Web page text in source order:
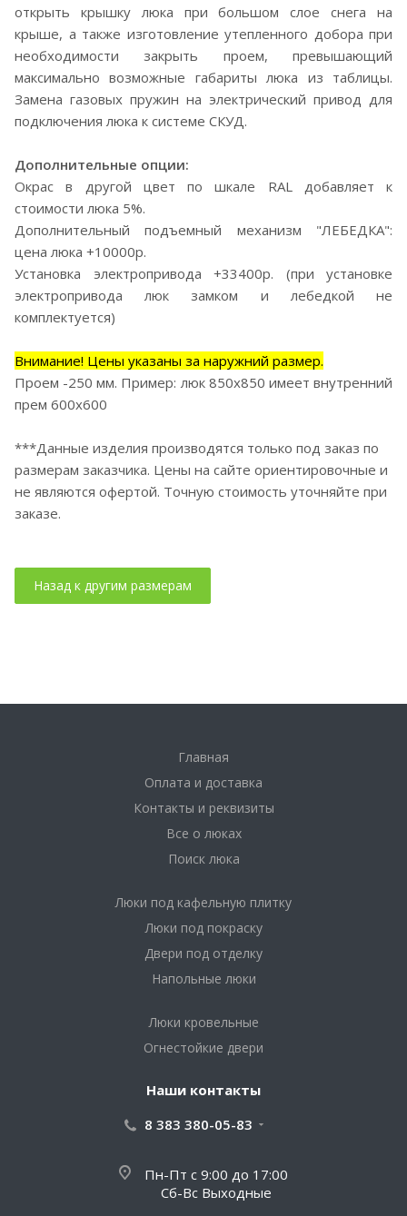
открыть крышку люка при большом слое снега на
крыше, а также изготовление утепленного добора при
необходимости закрыть проем, превышающий
максимально возможные габариты люка из таблицы.
Замена газовых пружин на электрический привод для
подключения люка к системе СКУД.
Дополнительные опции:
Окрас в другой цвет по шкале RAL добавляет к
стоимости люка 5%.
Дополнительный подъемный механизм "ЛЕБЕДКА":
цена люка +10000р.
Установка электропривода +33400р. (при установке
электропривода люк замком и лебедкой не
комплектуется)
Внимание! Цены указаны за наружний размер.
Проем -250 мм. Пример: люк 850х850 имеет внутренний
прем 600х600
***Данные изделия производятся только под заказ по
размерам заказчика. Цены на сайте ориентировочные и
не являются офертой. Точную стоимость уточняйте при
заказе.
Главная
Оплата и доставка
Контакты и реквизиты
Все о люках
Поиск люка
Люки под кафельную плитку
Люки под покраску
Двери под отделку
Напольные люки
Люки кровельные
Огнестойкие двери
Наши контакты
8 383 380-05-83
Пн-Пт с 9:00 до 17:00
Сб-Вс Выходные